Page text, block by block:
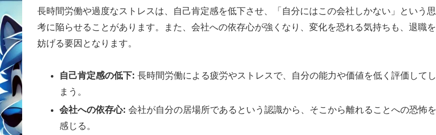
長時間労働や過度なストレスは、自己肯定感を低下させ、「自分にはこの会社しかない」という思
考に陥らせることがあります。また、会社への依存心が強くなり、変化を恐れる気持ちも、退職を
妨げる要因となります。
自己肯定感の低下: 長時間労働による疲労やストレスで、自分の能力や価値を低く評価してし
まう。
会社への依存心: 会社が自分の居場所であるという認識から、そこから離れることへの恐怖を
感じる。